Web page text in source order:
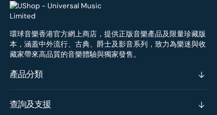
環球音樂香港官方網上商店，提供正版音樂產品及限量珍藏版
本，涵蓋中外流行、古典、爵士及影音系列，致力為樂迷與收
藏家帶來高品質的音樂體驗與獨家發售。
產品分類
查詢及支援